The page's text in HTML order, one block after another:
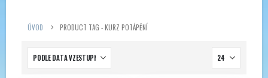
ÚVOD PRODUCT TAG -KURZ POTÁPĚNÍ